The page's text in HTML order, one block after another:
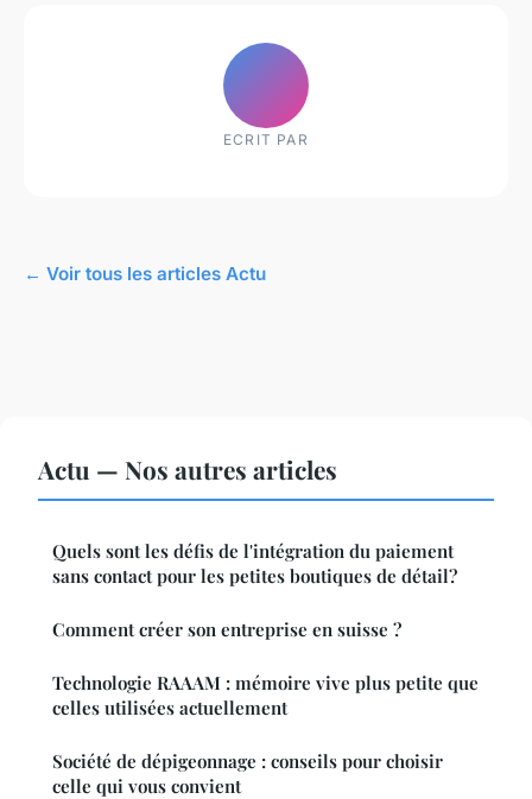
ECRIT PAR
← Voir tous les articles Actu
Actu — Nos autres articles
Quels sont les défis de l'intégration du paiement
sans contact pour les petites boutiques de détail?
Comment créer son entreprise en suisse ?
Technologie RAAAM : mémoire vive plus petite que
celles utilisées actuellement
Société de dépigeonnage : conseils pour choisir
celle qui vous convient